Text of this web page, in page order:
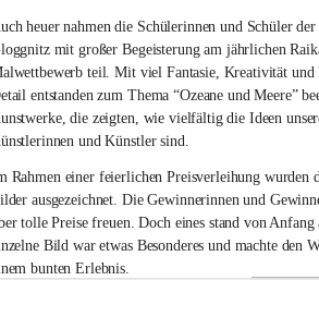
heuer nahmen die Schülerinnen und Schüler
mit großer Begeisterung am jährlichen
teil. Mit viel Fantasie, Kreativität
entstanden zum Thema “Ozeane und Meere”
die zeigten, wie vielfältig die Ideen
und Künstler sind.
Rahmen einer feierlichen Preisverleihung wurden
ausgezeichnet. Die Gewinnerinnen und
tolle Preise freuen. Doch eines stand von Anfang
Bild war etwas Besonderes und machte den
bunten Erlebnis.